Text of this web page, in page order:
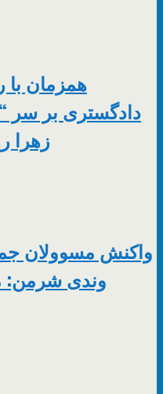
همزمان با
دادگسترى بر
زهرا
واکنش مسوولان